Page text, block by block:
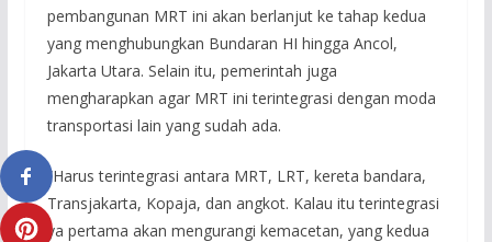
pembangunan MRT ini akan berlanjut ke tahap kedua
yang menghubungkan Bundaran HI hingga Ancol,
Jakarta Utara. Selain itu, pemerintah juga
mengharapkan agar MRT ini terintegrasi dengan moda
transportasi lain yang sudah ada.
“Harus terintegrasi antara MRT, LRT, kereta bandara,
Transjakarta, Kopaja, dan angkot. Kalau itu terintegrasi
ya pertama akan mengurangi kemacetan, yang kedua